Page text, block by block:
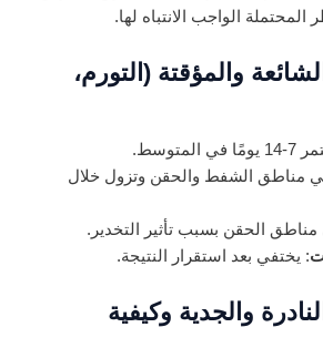
الواجب الانتباه لها.
والمؤقتة (التورم،
المتوسط.
مناطق الشفط والحقن وتزول خلال
الحقن بسبب تأثير التخدير.
: يختفي بعد استقرار النتيجة.
والجدية وكيفية